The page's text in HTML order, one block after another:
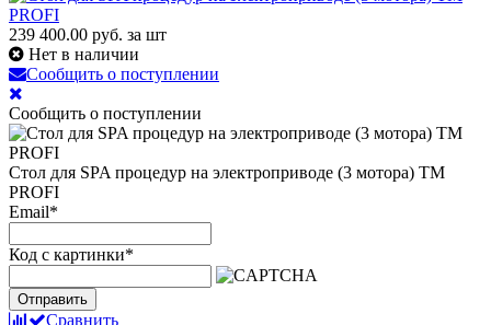
239 400.00 руб. за шт
Нет в наличии
Сообщить о поступлении
Сообщить о поступлении
Стол для SPA процедур на электроприводе (3 мотора) TM
PROFI
Email*
Код с картинки*
Отправить
Сравнить